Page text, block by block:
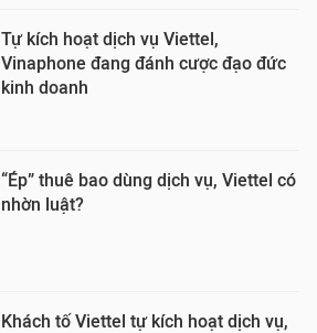
Tự kích hoạt dịch vụ Viettel,
Vinaphone đang đánh cược đạo đức
kinh doanh
“Ép” thuê bao dùng dịch vụ, Viettel có
nhờn luật?
Khách tố Viettel tự kích hoạt dịch vụ,